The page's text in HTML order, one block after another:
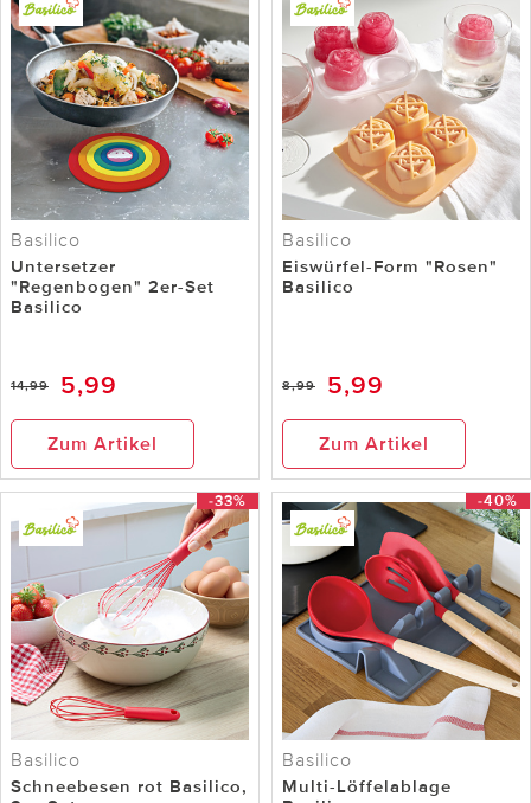
Basilico
Untersetzer
"Regenbogen" 2er-Set
Basilico
14,99 5,99
Zum Artikel
Basilico
Eiswürfel-Form "Rosen"
Basilico
8,99 5,99
Zum Artikel
-33%
Basilico
Schneebesen rot Basilico,
-40%
Basilico
Multi-Löffelablage